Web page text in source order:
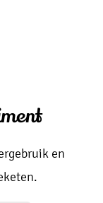
en